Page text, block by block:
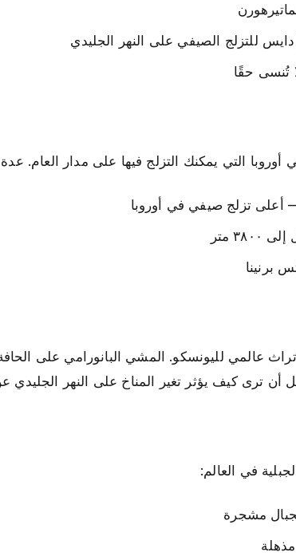
للتزلج الصيفي على النهر الجليدي
تُنسى حقًا
التي يمكنك التزلج فيها على مدار العام.
أعلى تزلج صيفي في أوروبا
متر
برنينا
عالمي لليونسكو. المشي البانورامي على
أن ترى كيف يؤثر تغير المناخ على النهر
في العالم:
مشجرة